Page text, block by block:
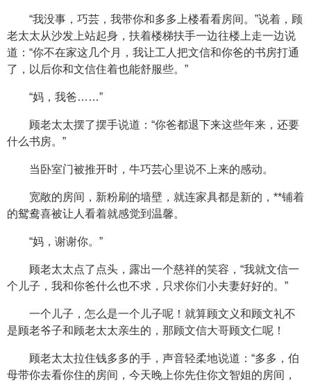
“我没事，巧芸，我带你和多多上楼看看房间。”说着，顾
老太太从沙发上站起身，扶着楼梯扶手一边往楼上走一边说
道：“你不在家这几个月，我让工人把文信和你爸的书房打通
了，以后你和文信住着也能舒服些。”
“妈，我爸……”
顾老太太摆了摆手说道：“你爸都退下来这些年来，还要
什么书房。”
当卧室门被推开时，牛巧芸心里说不上来的感动。
宽敞的房间，新粉刷的墙壁，就连家具都是新的，**铺着
的鸳鸯喜被让人看着就感觉到温馨。
“妈，谢谢你。”
顾老太太点了点头，露出一个慈祥的笑容，“我就文信一
个儿子，我和你爸什么也不求，只求你们小夫妻好好的。”
一个儿子，怎么是一个儿子呢！就算顾文义和顾文礼不
是顾老爷子和顾老太太亲生的，那顾文信大哥顾文仁呢！
顾老太太拉住钱多多的手，声音轻柔地说道：“多多，伯
母带你去看你住的房间，今天晚上你先住你文智姐的房间，